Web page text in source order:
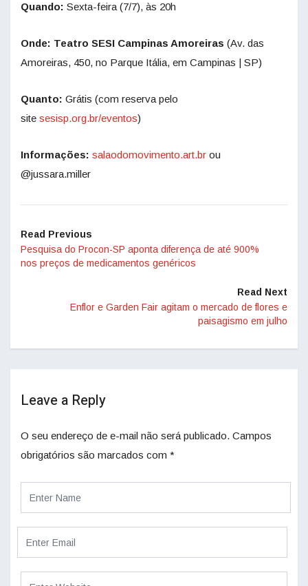
Quando: Sexta-feira (7/7), às 20h
Onde: Teatro SESI Campinas Amoreiras (Av. das
Amoreiras, 450, no Parque Itália, em Campinas | SP)
Quanto: Grátis (com reserva pelo
site sesisp.org.br/eventos)
Informações: salaodomovimento.art.br ou
@jussara.miller
Read Previous
Pesquisa do Procon-SP aponta diferença de até 900%
nos preços de medicamentos genéricos
Read Next
Enflor e Garden Fair agitam o mercado de flores e
paisagismo em julho
Leave a Reply
O seu endereço de e-mail não será publicado. Campos
obrigatórios são marcados com *